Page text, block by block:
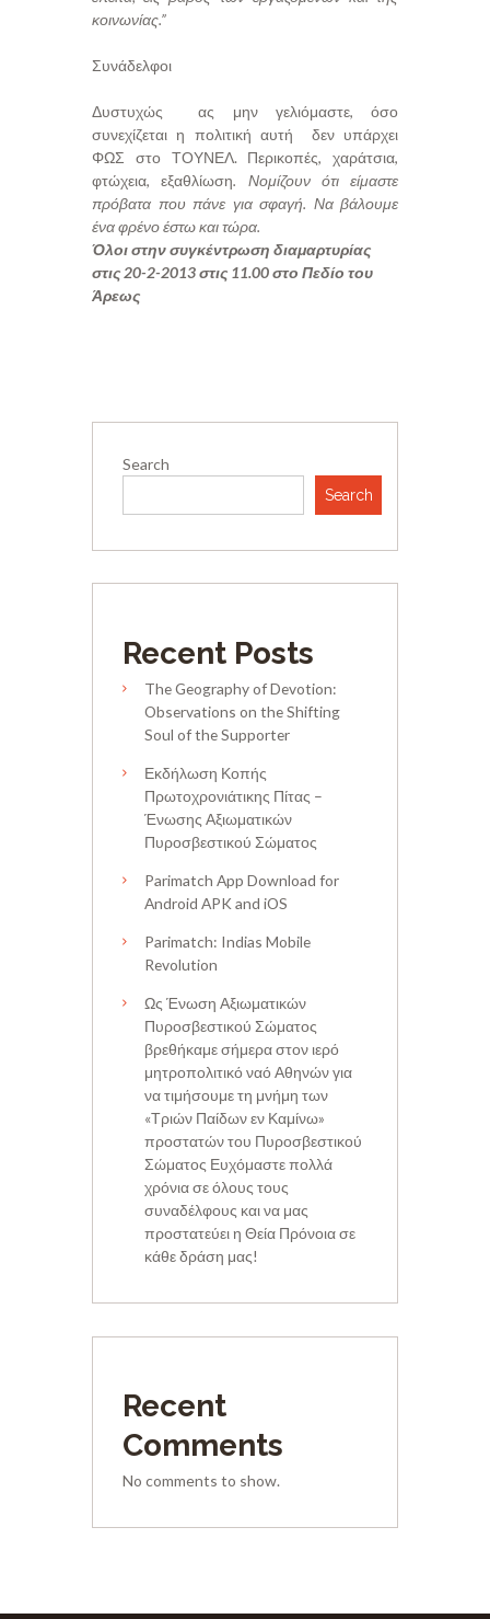
κοινωνίας.”
Συνάδελφοι
Δυστυχώς ας μην γελιόμαστε, όσο
συνεχίζεται η πολιτική αυτή δεν υπάρχει
ΦΩΣ στο ΤΟΥΝΕΛ.
Περικοπές, χαράτσια,
φτώχεια,εξαθλίωση. Νομίζουν ότι είμαστε
πρόβατα που πάνε για σφαγή. Να βάλουμε
ένα φρένο έστω και τώρα.
Όλοι στην συγκέντρωση διαμαρτυρίας
στις 20-2-2013 στις 11.00 στο Πεδίο του
Άρεως
Search
Search
Recent Posts
The Geography of Devotion:
Observations on the Shifting
Soul of the Supporter
Εκδήλωση Κοπής
Πρωτοχρονιάτικης Πίτας –
Ένωσης Αξιωματικών
Πυροσβεστικού Σώματος
Parimatch App Download for
Android APK and iOS
Parimatch: Indias Mobile
Revolution
Ως Ένωση Αξιωματικών
Πυροσβεστικού Σώματος
βρεθήκαμε σήμερα στον ιερό
μητροπολιτικό ναό Αθηνών για
να τιμήσουμε τη μνήμη των
«Τριών Παίδων εν Καμίνω»
προστατών του Πυροσβεστικού
Σώματος Ευχόμαστε πολλά
χρόνια σε όλους τους
συναδέλφους και να μας
προστατεύει η Θεία Πρόνοια σε
κάθε δράση μας!
Recent
Comments
No comments to show.